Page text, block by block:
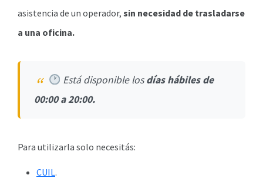
asistencia de un operador, sin necesidad de trasladarse
a una oficina.
Está disponible losdías hábiles de
00:00 a 20:00.
Para utilizarla solo necesitás:
CUIL.